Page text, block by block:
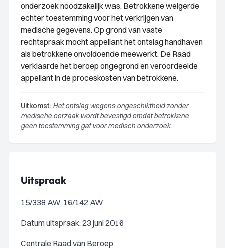
onderzoek noodzakelijk was. Betrokkene weigerde
echter toestemming voor het verkrijgen van
medische gegevens. Op grond van vaste
rechtspraak mocht appellant het ontslag handhaven
als betrokkene onvoldoende meewerkt. De Raad
verklaarde het beroep ongegrond en veroordeelde
appellant in de proceskosten van betrokkene.
Uitkomst: Het ontslag wegens ongeschiktheid zonder
medische oorzaak wordt bevestigd omdat betrokkene
geen toestemming gaf voor medisch onderzoek.
Uitspraak
15/338 AW, 16/142 AW
Datum uitspraak: 23 juni 2016
Centrale Raad van Beroep